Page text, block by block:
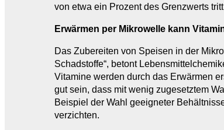
von etwa ein Prozent des Grenzwerts
Erwärmen per Mikrowelle kann
Das Zubereiten von Speisen in der
Schadstoffe“, betont
Vitamine werden durch das Erwärmen
gut sein, dass mit wenig zugesetztem
Beispiel der Wahl geeigneter
verzichten.